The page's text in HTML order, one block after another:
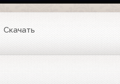
Скачать